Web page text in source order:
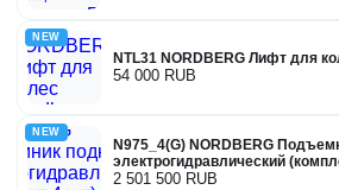
NEW
NTL31 NORDBERG Лифт для
54 000 RUB
NEW
N975_4(G) NORDBERG
электрогидравлический
2 501 500 RUB